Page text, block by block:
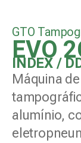
GTO
EVO
INDEX /
Máquina
alumínio,